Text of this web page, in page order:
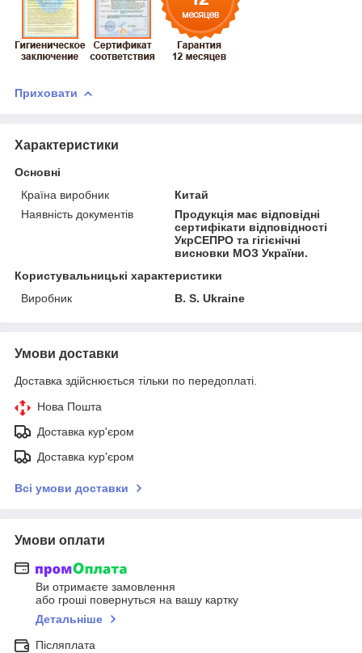
Приховати
Характеристики
Основні
Країна виробник
Китай
Наявність документів
Продукція має відповідні
сертифікати відповідності
УкрСЕПРО та гігієнічні
висновки МОЗ України.
Користувальницькі характеристики
Виробник
B. S. Ukraine
Умови доставки
Доставка здійснюється тільки по передоплаті.
Нова Пошта
Доставка кур'єром
Доставка кур'єром
Всі умови доставки
Умови оплати
Ви отримаєте замовлення
або гроші повернуться на вашу картку
Детальніше
Післяплата